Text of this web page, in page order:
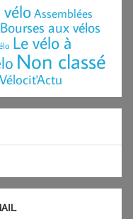
Assemblées
Bourses aux vélos
Le vélo à
Non classé
Vélocit'Actu